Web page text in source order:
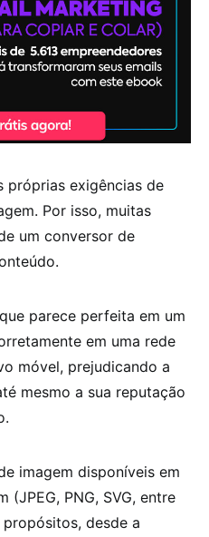
próprias exigências de
Por isso, muitas
um conversor de
parece perfeita em um
em uma rede
móvel, prejudicando a
mesmo a sua reputação
imagem disponíveis em
(JPEG, PNG, SVG, entre
desde a